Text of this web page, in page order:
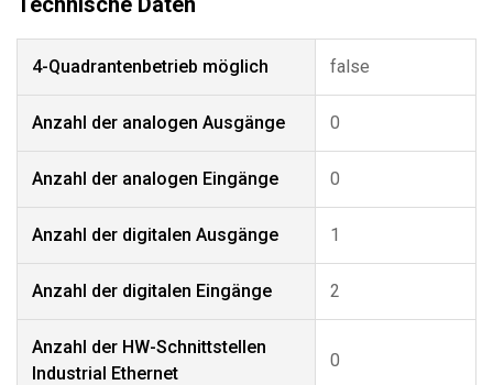
4-Quadrantenbetrieb möglich false
Anzahl der analogen Ausgänge 0
Anzahl der analogen Eingänge 0
Anzahl der digitalen Ausgänge 1
Anzahl der digitalen Eingänge 2
Anzahl der HW-Schnittstellen
Industrial Ethernet
0